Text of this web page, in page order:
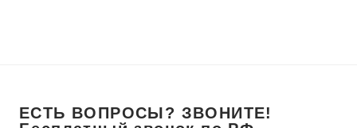
ЕСТЬ ВОПРОСЫ? ЗВОНИТЕ!